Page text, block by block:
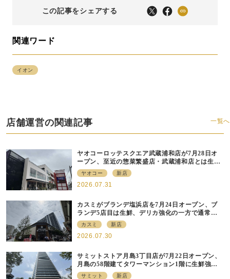
この記事をシェアする
関連ワード
イオン
店舗運営の関連記事 一覧へ
ヤオコーロッテスクエア武蔵浦和店が7月28日オ
ープン、至近の惣菜繁盛店・武蔵浦和店とは生鮮
強化、ですみ分け
ヤオコー 新店
2026.07.31
カスミがブランデ塩浜店を7月24日オープン、ブ
ランデ5店目は生鮮、デリカ強化の一方で通常店
の要素も取り入れ
カスミ 新店
2026.07.30
サミットストア月島3丁目店が7月22日オープン、
月島の58階建てタワーマンション1階に生鮮強化
の小商圏型店を出店
サミット 新店